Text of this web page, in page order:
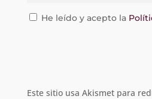
He leído y acepto la
Este sitio usa Akismet para